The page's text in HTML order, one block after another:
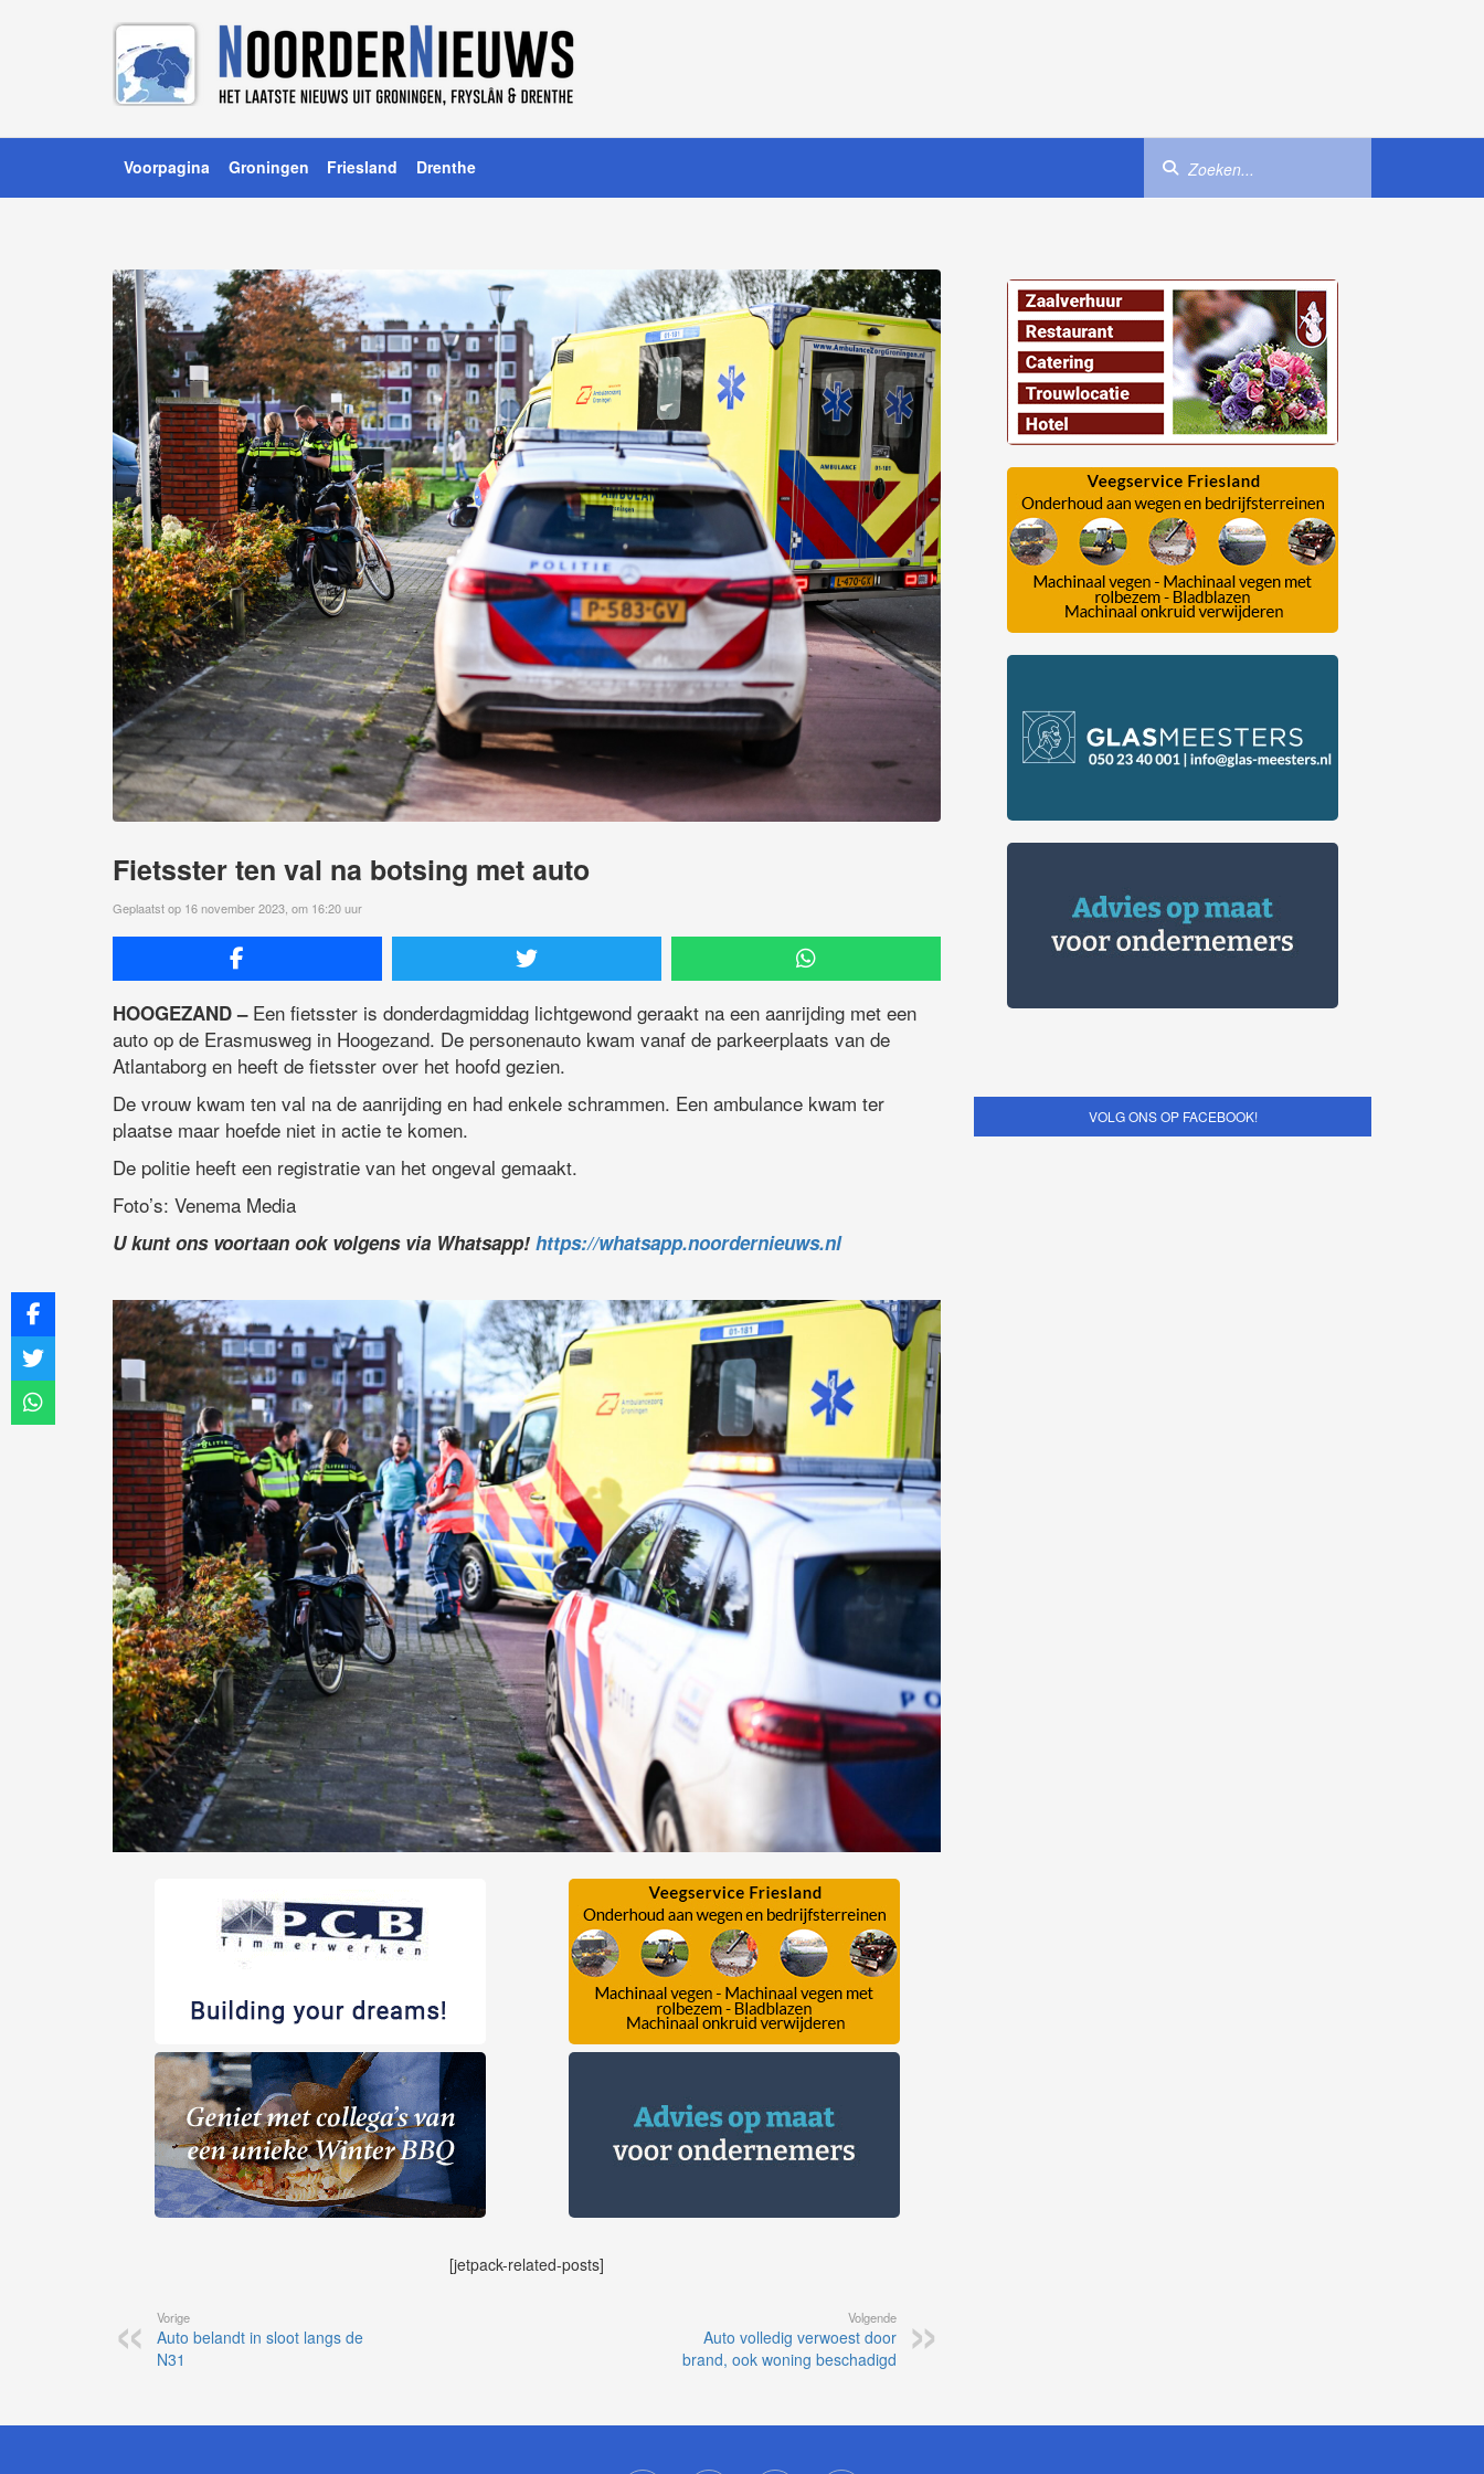
Voorpagina Groningen Friesland Drenthe
Fietsster ten val na botsing met auto
Geplaatst op 16 november 2023, om 16:20 uur
HOOGEZAND –Een fietsster is donderdagmiddag lichtgewond geraakt na een aanrijding met een
auto op de Erasmusweg in Hoogezand. De personenauto kwam vanaf de parkeerplaats van de
Atlantaborg en heeft de fietsster over het hoofd gezien.
De vrouw kwam ten val na de aanrijding en had enkele schrammen. Een ambulance kwam ter
plaatse maar hoefde niet in actie te komen.
De politie heeft een registratie van het ongeval gemaakt.
Foto’s: Venema Media
U kunt ons voortaan ook volgens via Whatsapp! https://whatsapp.noordernieuws.nl
[jetpack-related-posts]
Vorige
Auto belandt in sloot langs de
N31
Volgende
Auto volledig verwoest door
brand, ook woning beschadigd
VOLG ONS OP FACEBOOK!